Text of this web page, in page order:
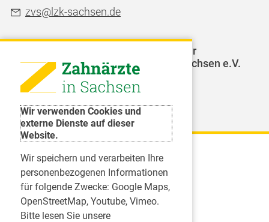
Wir verwenden Cookies und
externe Dienste auf dieser
Website.
Wir speichern und verarbeiten Ihre
personenbezogenen Informationen
für folgende Zwecke: Google Maps,
OpenStreetMap, Youtube, Vimeo.
Bitte lesen Sie unsere
zvs@lzk-sachsen.de
LAGZ - Landesarbeitsgemeinschaft für
Jugendzahnpflege des Freistaates Sachsen e.V.
Karriere
Inserate
Praktikum in einer Zahnarztpraxis